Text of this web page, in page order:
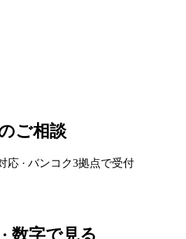
ご相談
応 · バンコク3拠点で受付
数字で見る